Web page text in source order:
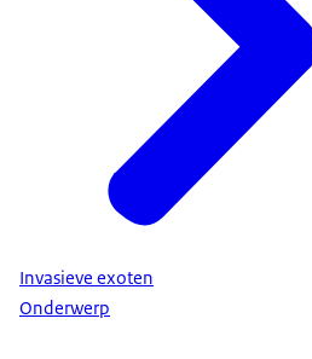
Invasieve exoten
Onderwerp